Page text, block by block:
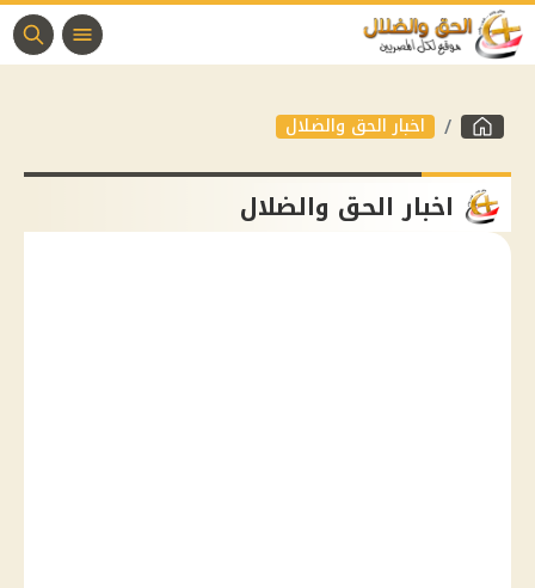
اخبار الحق والضلال
اخبار الحق والضلال